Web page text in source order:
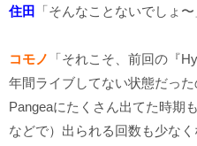
住田 「そんなことないでしょ〜
コモノ
「それこそ、前回の『
年間ライブしてない状態だった
Pangeaにたくさん出てた時期
などで）出られる回数も少な